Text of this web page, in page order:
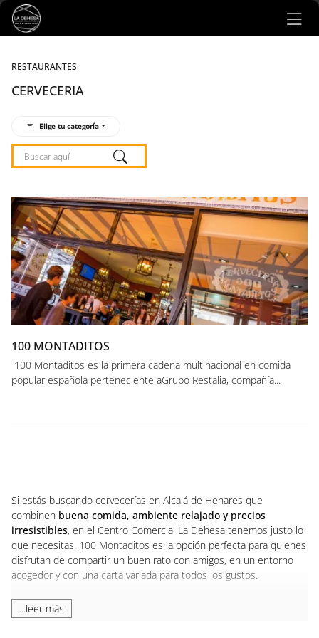
Ir al contenido principal
RESTAURANTES
CERVECERIA
Elige tu categoría
Listado de locales
100 MONTADITOS
100 Montaditos es la primera cadena multinacional en comida
popular española perteneciente aGrupo Restalia, compañía...
Si estás buscando cervecerías en Alcalá de Henares que
combinen buena comida, ambiente relajado y precios
irresistibles, en el Centro Comercial La Dehesa tenemos justo lo
que necesitas. 100 Montaditos es la opción perfecta para quienes
disfrutan de compartir un buen rato con amigos, en un entorno
acogedor y con una carta variada para todos los gustos.
Ubicada dentro de nuestro espacio de restauración, esta
cervecería en Alcalá de Henares se ha convertido en un
...leer más